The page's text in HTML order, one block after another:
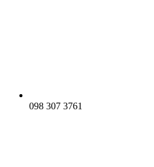
098 307 3761